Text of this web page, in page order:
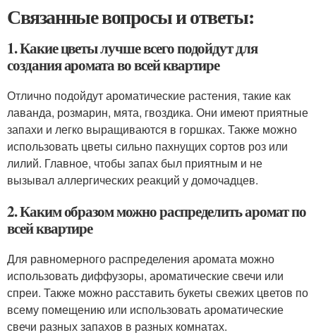
Связанные вопросы и ответы:
1. Какие цветы лучше всего подойдут для
создания аромата во всей квартире
Отлично подойдут ароматические растения, такие как
лаванда, розмарин, мята, гвоздика. Они имеют приятные
запахи и легко выращиваются в горшках. Также можно
использовать цветы сильно пахнущих сортов роз или
лилий. Главное, чтобы запах был приятным и не
вызывал аллергических реакций у домочадцев.
2. Каким образом можно распределить аромат по
всей квартире
Для равномерного распределения аромата можно
использовать диффузоры, ароматические свечи или
спреи. Также можно расставить букеты свежих цветов по
всему помещению или использовать ароматические
свечи разных запахов в разных комнатах.